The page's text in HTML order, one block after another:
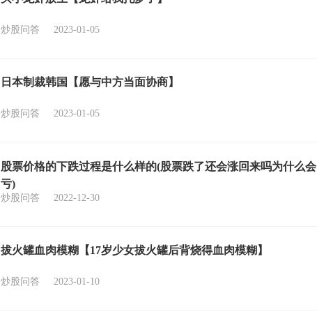
炒股问答 2023-01-05
日本制裁韩国【愿与中方当面协商】
炒股问答 2023-01-05
股票价格的下跌过程是什么样的(股票跌了还会涨回来吗为什么会
亏)
炒股问答 2022-12-30
拔火罐血肉模糊【17岁少女拔火罐后背烧得血肉模糊】
炒股问答 2023-01-10